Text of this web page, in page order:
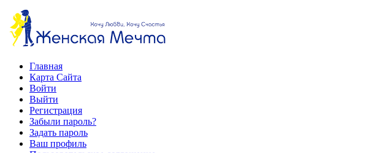
Главная
Карта Сайта
Войти
Выйти
Регистрация
Забыли пароль?
Задать пароль
Ваш профиль